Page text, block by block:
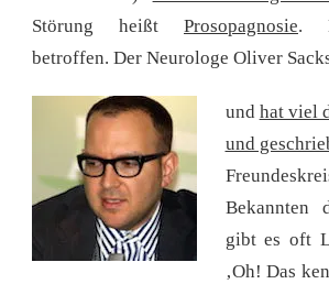
Störung heißt Prosopagnosie.
betroffen. Der Neurologe Oliver
und hat viel
und
Bekannten
gibt es oft
‚Oh! Das